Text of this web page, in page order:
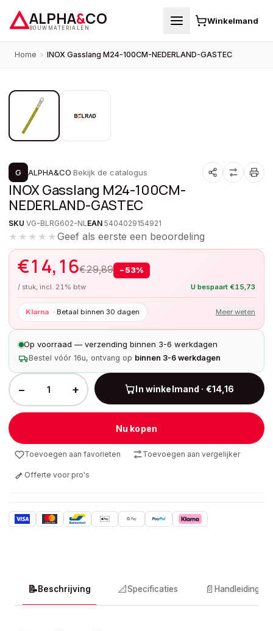
ALPHA&CO
BOUWMATERIALEN
Winkelmand
Home › INOX Gasslang M24-100CM-NEDERLAND-GASTEC
PROMOTIE
G ALPHA&CO·Bekijk de catalogus
INOX Gasslang M24-100CM-
NEDERLAND-GASTEC
SKU VG-BLRG602-NLEAN 5404029154921
★★★★★Geef als eerste een beoordeling
€14,16€29,89 − 53%
/ stuk, incl. 21% btw U bespaart €15,73
Klarna · Betaal binnen 30 dagen Meer weten
Op voorraad — verzending binnen 3-6 werkdagen
Bestel vóór 16u, ontvang op binnen 3-6 werkdagen
− + In winkelmand · €14,16
Nu kopen
Toevoegen aan favorieten Toevoegen aan vergelijker
Offerte voor pro's
📝Beschrijving 📐Specificaties 📄 Handleidingen